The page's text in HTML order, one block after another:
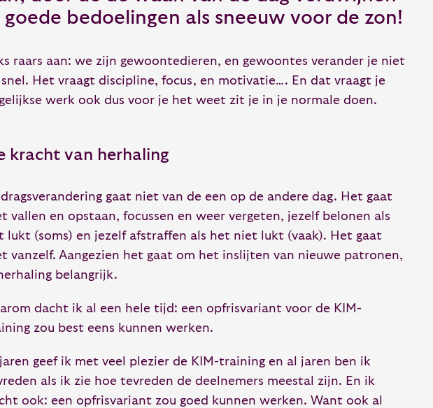
goede bedoelingen als sneeuw voor de zon!
raars aan: we zijn gewoontedieren, en gewoontes verander je niet
snel. Het vraagt discipline, focus, en motivatie…. En dat vraagt je
werk ook dus voor je het weet zit je in je normale doen.
kracht van herhaling
gaat niet van de een op de andere dag. Het gaat
vallen en opstaan, focussen en weer vergeten, jezelf belonen als
lukt (soms) en jezelf afstraffen als het niet lukt (vaak). Het gaat
vanzelf. Aangezien het gaat om het inslijten van nieuwe patronen,
belangrijk.
dacht ik al een hele tijd: een opfrisvariant voor de KIM-
zou best eens kunnen werken.
geef ik met veel plezier de KIM-training en al jaren ben ik
als ik zie hoe tevreden de deelnemers meestal zijn. En ik
ook: een opfrisvariant zou goed kunnen werken. Want ook al